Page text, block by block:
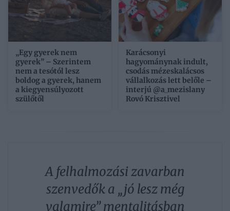
„Egy gyerek nem
gyerek” – Szerintem
nem a tesótól lesz
boldog a gyerek, hanem
a kiegyensúlyozott
szülőtől
Karácsonyi
hagyománynak indult,
csodás mézeskalácsos
vállalkozás lett belőle –
interjú @a_mezislany
Rovó Krisztivel
A felhalmozási zavarban
szenvedők a „jó lesz még
valamire” mentalitásban